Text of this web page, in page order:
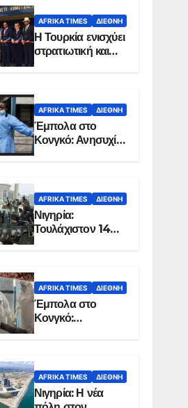
χώρας
AFRIKA TIMES ΔΙΕΘΝΉ
Η Τουρκία ενισχύει
στρατιωτική και
ενεργειακή
Σομαλία
AFRIKA TIMES ΔΙΕΘΝΉ
Έμπολα στο
Κονγκό: Ανησυχία
για τη μεγάλη
AFRIKA TIMES ΔΙΕΘΝΉ
Νιγηρία:
Τουλάχιστον 14
νεκροί από
στην Οτούκπο
AFRIKA TIMES ΔΙΕΘΝΉ
Έμπολα στο
Κονγκό:
Ξεπέρασαν τους
AFRIKA TIMES ΔΙΕΘΝΉ
Νιγηρία: Η νέα